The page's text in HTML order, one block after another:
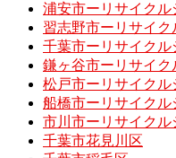
浦安市ーリサイク
習志野市ーリサイ
千葉市ーリサイク
鎌ヶ谷市ーリサイ
松戸市ーリサイク
船橋市ーリサイク
市川市ーリサイク
千葉市花見川区